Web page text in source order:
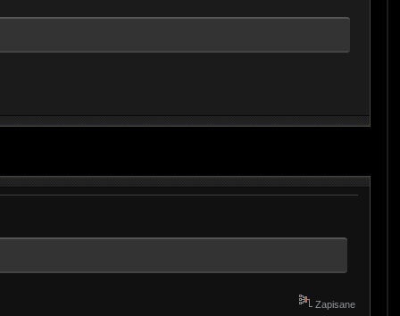
Zapisane